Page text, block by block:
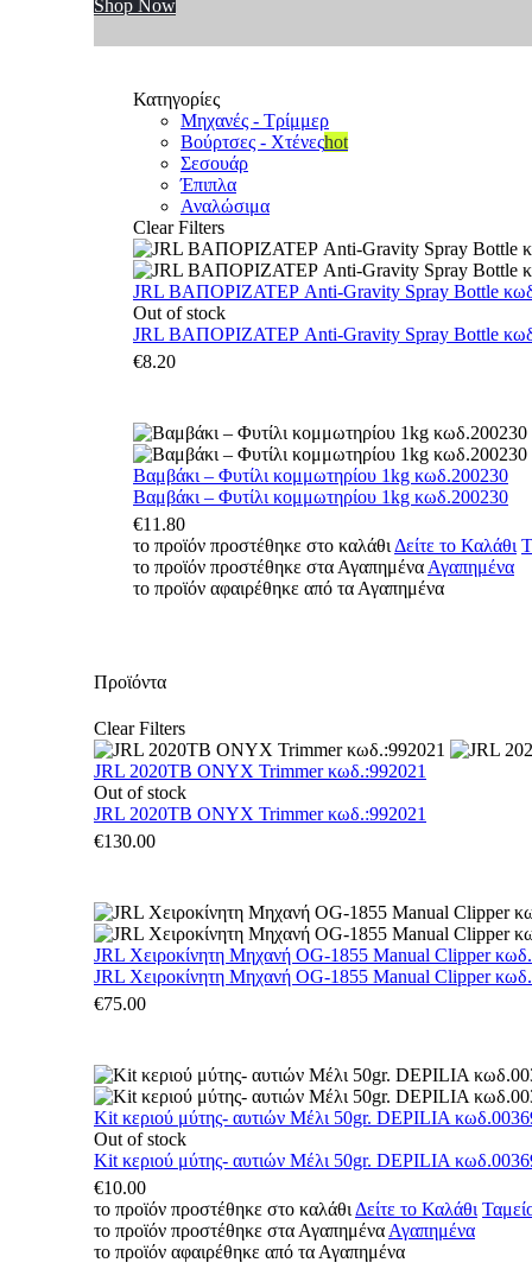
Shop Now
Κατηγορίες
Μηχανές - Τρίμμερ
Βούρτσες - Χτένεςhot
Σεσουάρ
Έπιπλα
Αναλώσιμα
Clear Filters
JRL ΒΑΠΟΡΙΖΑΤΕΡ Anti-Gravity Spray Bottle
Out of stock
JRL ΒΑΠΟΡΙΖΑΤΕΡ Anti-Gravity Spray Bottle
€8.20
Βαμβάκι – Φυτίλι κομμωτηρίου 1kg κωδ.200230
Βαμβάκι – Φυτίλι κομμωτηρίου 1kg κωδ.200230
€11.80
το προϊόν προστέθηκε στο καλάθι Δείτε το Καλάθι
το προϊόν προστέθηκε στα Αγαπημένα Αγαπημένα
το προϊόν αφαιρέθηκε από τα Αγαπημένα
Προϊόντα
Clear Filters
JRL 2020TB ONYX Trimmer κωδ.:992021
Out of stock
JRL 2020TB ONYX Trimmer κωδ.:992021
€130.00
JRL Χειροκίνητη Μηχανή OG-1855 Manual Clipper
JRL Χειροκίνητη Μηχανή OG-1855 Manual Clipper
€75.00
Kit κεριού μύτης- αυτιών Μέλι 50gr. DEPILIA
Out of stock
Kit κεριού μύτης- αυτιών Μέλι 50gr. DEPILIA
€10.00
το προϊόν προστέθηκε στο καλάθι Δείτε το Καλάθι
το προϊόν προστέθηκε στα Αγαπημένα Αγαπημένα
το προϊόν αφαιρέθηκε από τα Αγαπημένα